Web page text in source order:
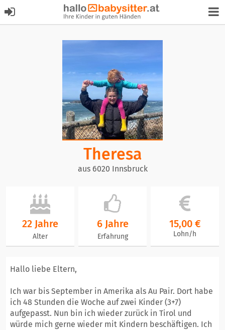
Theresa
aus 6020 Innsbruck
22 Jahre
Alter
6 Jahre
Erfahrung
15,00 €
Lohn/h
Hallo liebe Eltern,
Ich war bis September in Amerika als Au Pair. Dort habe
ich 48 Stunden die Woche auf zwei Kinder (3+7)
aufgepasst. Nun bin ich wieder zurück in Tirol und
würde mich gerne wieder mit Kindern beschäftigen. Ich